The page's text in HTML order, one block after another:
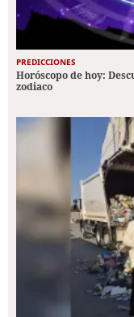
PREDICCIONES
Horóscopo de hoy:
zodiaco